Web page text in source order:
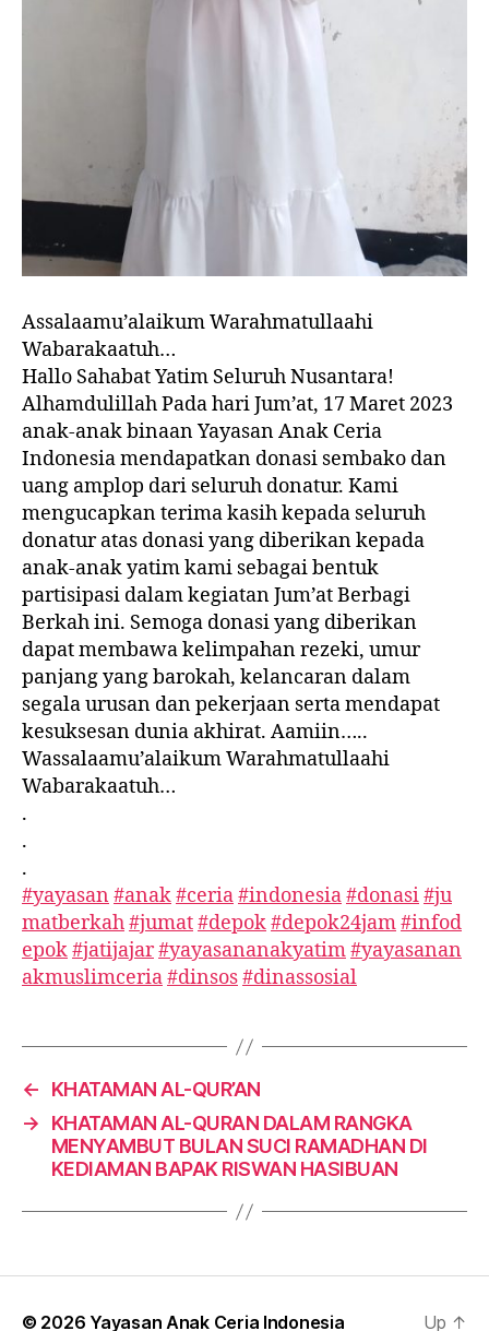
Assalaamu’alaikum Warahmatullaahi
Wabarakaatuh…
Hallo Sahabat Yatim Seluruh Nusantara!
Alhamdulillah Pada hari Jum’at, 17 Maret 2023
anak-anak binaan Yayasan Anak Ceria
Indonesia mendapatkan donasi sembako dan
uang amplop dari seluruh donatur. Kami
mengucapkan terima kasih kepada seluruh
donatur atas donasi yang diberikan kepada
anak-anak yatim kami sebagai bentuk
partisipasi dalam kegiatan Jum’at Berbagi
Berkah ini. Semoga donasi yang diberikan
dapat membawa kelimpahan rezeki, umur
panjang yang barokah, kelancaran dalam
segala urusan dan pekerjaan serta mendapat
kesuksesan dunia akhirat. Aamiin…..
Wassalaamu’alaikum Warahmatullaahi
Wabarakaatuh…
.
.
.
#yayasan #anak#ceria#indonesia#donasi#ju
matberkah#jumat#depok#depok24jam#infod
epok#jatijajar#yayasananakyatim#yayasanan
akmuslimceria#dinsos#dinassosial
←
KHATAMAN AL-QUR’AN
→
KHATAMAN AL-QURAN DALAM RANGKA
MENYAMBUT BULAN SUCI RAMADHAN DI
KEDIAMAN BAPAK RISWAN HASIBUAN
© 2026 Yayasan Anak Ceria Indonesia Up ↑